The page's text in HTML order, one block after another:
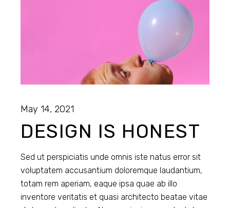
May 14, 2021
DESIGN IS HONEST
Sed ut perspiciatis unde omnis iste natus error sit
voluptatem accusantium doloremque laudantium,
totam rem aperiam, eaque ipsa quae ab illo
inventore veritatis et quasi architecto beatae vitae